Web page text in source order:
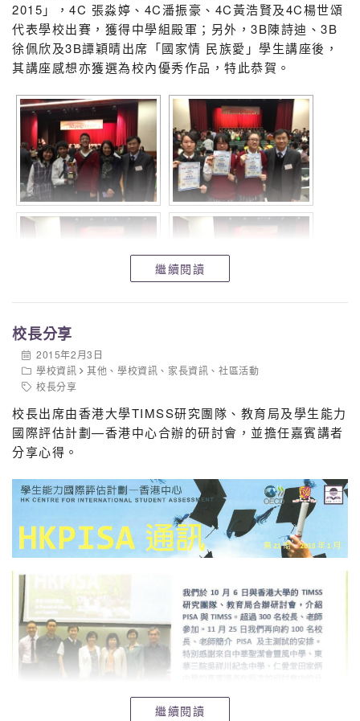
2015」，4C 張淼婷、4C潘振豪、4C黃浩賢及4C楊世頌
代表學校出賽，獲得中學組殿軍；另外，3B陳詩迪、3B
徐佩欣及3B譚穎晴出席「國家情 民族愛」學生講座後，
其講座感想亦獲選為校內優秀作品，特此恭賀。
繼續閱讀
校長分享
2015年2月3日
學校資訊
其他 、學校資訊 、 家長資訊 、社區活動
校長分享
校長出席由香港大學TIMSS研究團隊、教育局及學生能力
國際評估計劃—香港中心合辦的研討會，並擔任嘉賓講者
分享心得。
繼續閱讀